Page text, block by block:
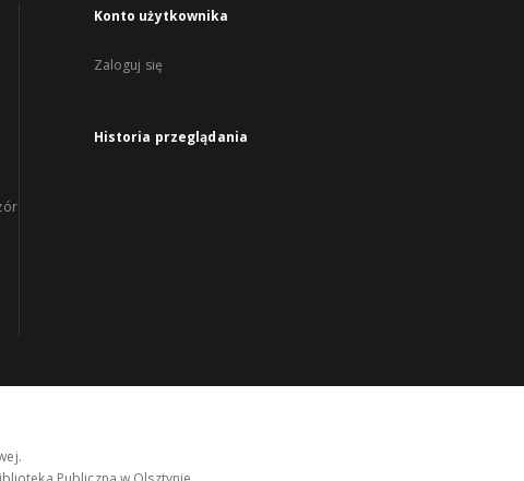
Konto użytkownika
Zaloguj się
Historia przeglądania